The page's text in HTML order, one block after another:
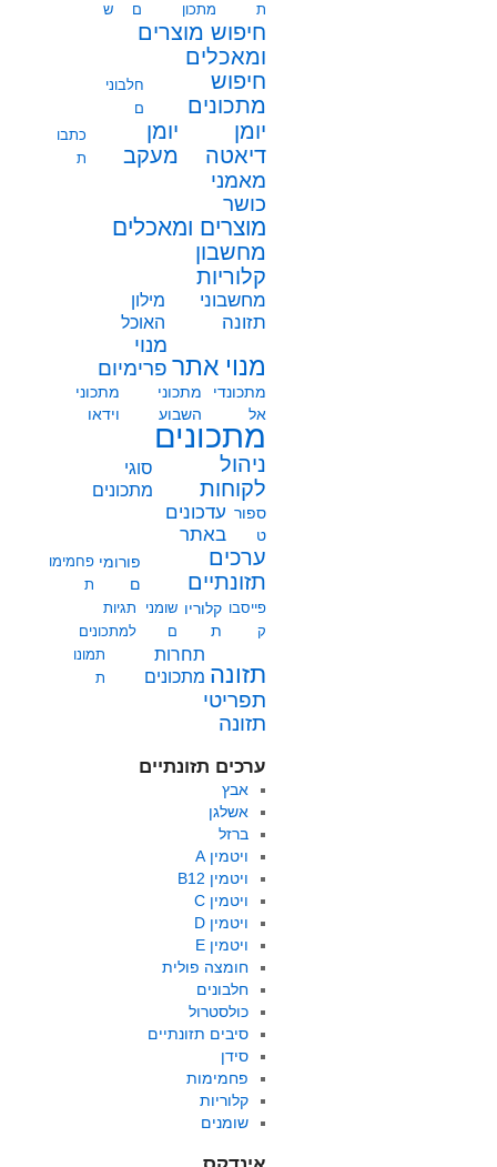
ת
מתכון
ם
ש
חיפוש מוצרים
ומאכלים
חיפוש
מתכונים
חלבוני
ם
יומן
דיאטה
יומן
מעקב
כתבו
ת
מאמני
כושר
מוצרים ומאכלים
מחשבון
קלוריות
מחשבוני
תזונה
מילון
האוכל
מנוי אתר
מנוי
פרימיום
מתכונדי
אל
מתכוני
השבוע
מתכוני
וידאו
מתכונים
ניהול
לקוחות
סוגי
מתכונים
ספור
ט
עדכונים
באתר
ערכים
תזונתיים
פורומי
ם
פחמימו
ת
פייסבו
ק
קלוריו
ת
שומני
ם
תגיות
למתכונים
תזונה
תחרות
מתכונים
תמונו
ת
תפריטי
תזונה
ערכים תזונתיים
אבץ
אשלגן
ברזל
ויטמין A
ויטמין B12
ויטמין C
ויטמין D
ויטמין E
חומצה פולית
חלבונים
כולסטרול
סיבים תזונתיים
סידן
פחמימות
קלוריות
שומנים